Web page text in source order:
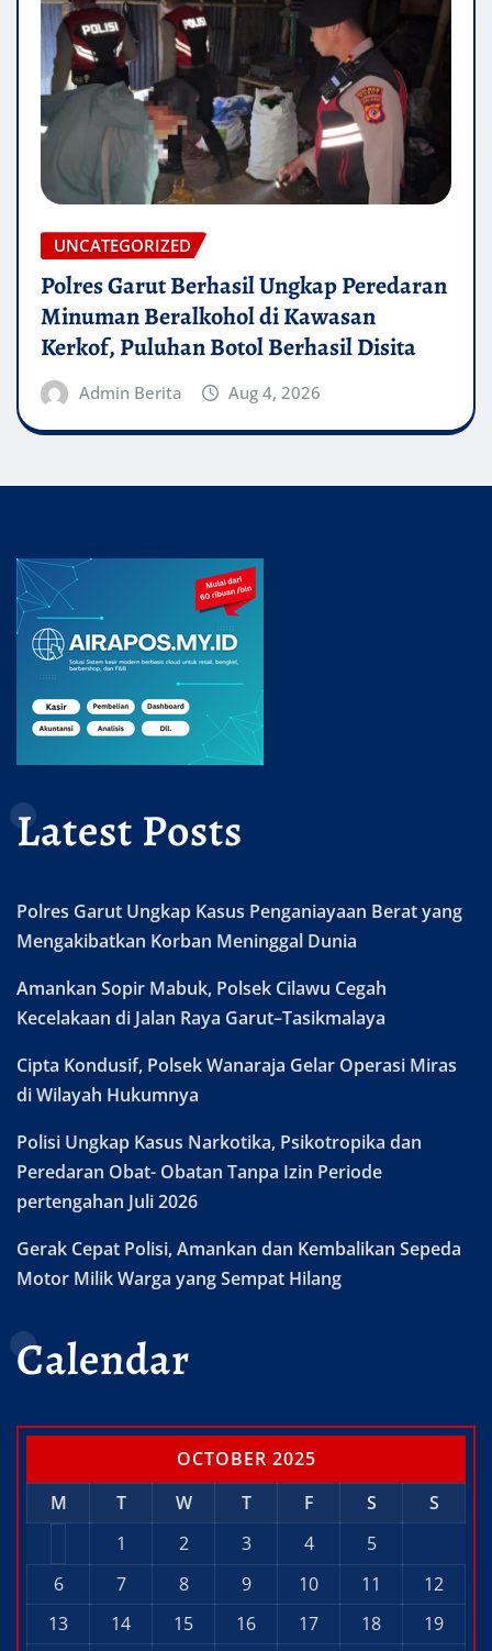
UNCATEGORIZED
Polres Garut Berhasil Ungkap Peredaran
Minuman Beralkohol di Kawasan
Kerkof, Puluhan Botol Berhasil Disita
Admin Berita Aug 4, 2026
Latest Posts
Polres Garut Ungkap Kasus Penganiayaan Berat yang
Mengakibatkan Korban Meninggal Dunia
Amankan Sopir Mabuk, Polsek Cilawu Cegah
Kecelakaan di Jalan Raya Garut–Tasikmalaya
Cipta Kondusif, Polsek Wanaraja Gelar Operasi Miras
di Wilayah Hukumnya
Polisi Ungkap Kasus Narkotika, Psikotropika dan
Peredaran Obat- Obatan Tanpa Izin Periode
pertengahan Juli 2026
Gerak Cepat Polisi, Amankan dan Kembalikan Sepeda
Motor Milik Warga yang Sempat Hilang
Calendar
OCTOBER 2025
M
T W T F S
S
1
2 3 4
5
6
7 8 9 10 11
12
13
14 15 16 17 18
19